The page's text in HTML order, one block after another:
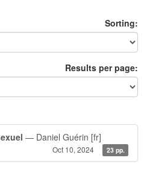
Sorting:
Results per page:
— Daniel Guérin [fr]
Oct 10, 2024 23 pp.